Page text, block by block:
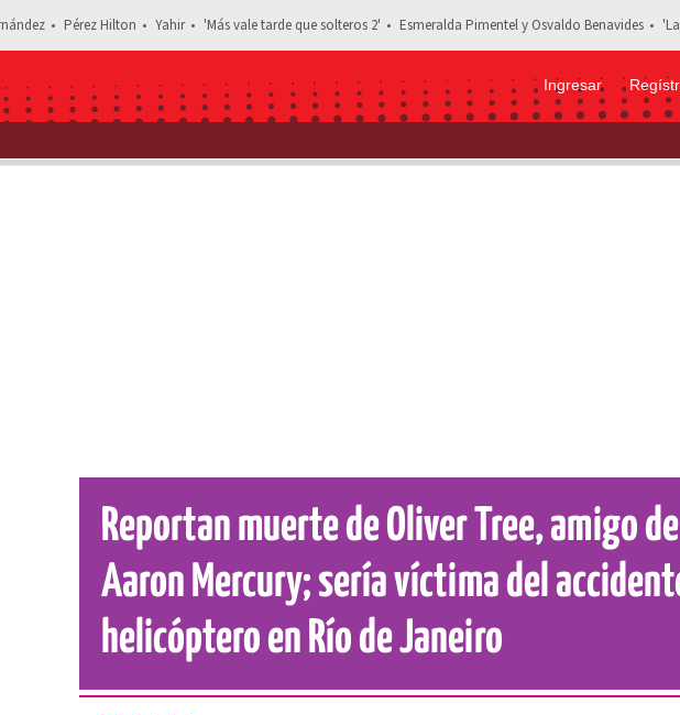
Pérez Hilton Yahir 'Más vale tarde que solteros 2' Esmeralda Pimentel y Osvaldo Benavides
Ingresar
leyendo: Reportan muerte de Oliver Tree, amigo de Aaron Mercury; sería víctima del
Reportan muerte de Oliver Tree, amigo de
Aaron Mercury; sería víctima del
helicóptero en Río de Janeiro